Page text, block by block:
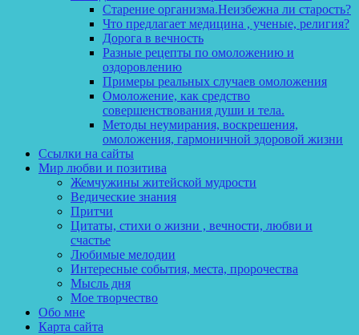
Старение организма.Неизбежна ли старость?
Что предлагает медицина , ученые, религия?
Дорога в вечность
Разные рецепты по омоложению и
оздоровлению
Примеры реальных случаев омоложения
Омоложение, как средство
совершенствования души и тела.
Методы неумирания, воскрешения,
омоложения, гармоничной здоровой жизни
Ссылки на сайты
Мир любви и позитива
Жемчужины житейской мудрости
Ведические знания
Притчи
Цитаты, стихи о жизни , вечности, любви и
счастье
Любимые мелодии
Интересные события, места, пророчества
Мысль дня
Мое творчество
Обо мне
Карта сайта